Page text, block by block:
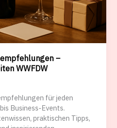
–
WWFDW
für jeden
Business-Events.
praktischen Tipps,